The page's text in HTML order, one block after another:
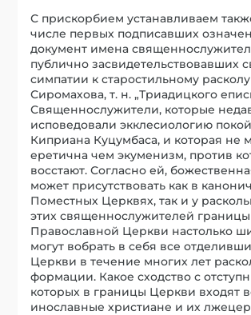
С прискорбием устанавливаем
числе первых подписавших
документ имена
публично засвидетельствовавших
симпатии к старостильному
Сиромахова, т. н. „Триадицкого
Священнослужители, которые
исповедовали экклесиологию
Киприана Куцумбаса, и которая не
еретична чем экуменизм, против
восстают. Согласно ей,
может присутствовать как в
Поместных Церквях, так и у
этих священнослужителей границы
Православной Церкви настолько
могут вобрать в себя все
Церкви в течение многих лет
формации. Какое сходство с
которых в границы Церкви входят
инославные христиане и их